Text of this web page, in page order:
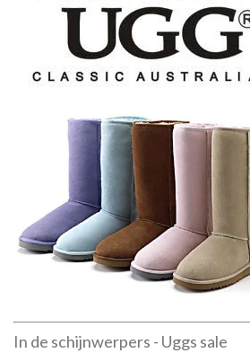
In de schijnwerpers - Uggs sale